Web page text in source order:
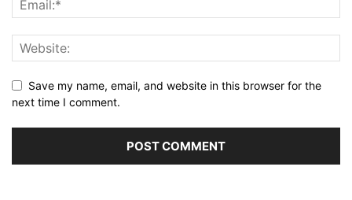
Save my name, email, and website in this browser for the
next time I comment.